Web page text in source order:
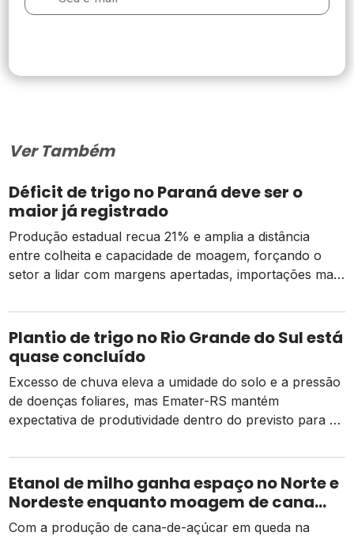
Ver Também
Déficit de trigo no Paraná deve ser o
maior já registrado
Produção estadual recua 21% e amplia a distância
entre colheita e capacidade de moagem, forçando o
setor a lidar com margens apertadas, importações mais
Plantio de trigo no Rio Grande do Sul está
quase concluído
Excesso de chuva eleva a umidade do solo e a pressão
de doenças foliares, mas Emater-RS mantém
expectativa de produtividade dentro do previsto para a
Etanol de milho ganha espaço no Norte e
Nordeste enquanto moagem de cana
recua e tarifa dos EUA pressiona usinas
Com a produção de cana-de-açúcar em queda na